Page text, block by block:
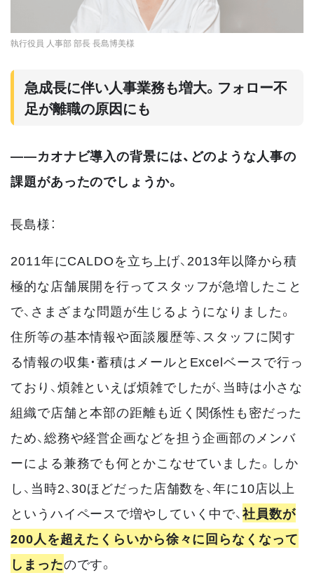
執行役員 人事部 部長 長島博美様
急成長に伴い人事業務も増大。フォロー不
足が離職の原因にも
――カオナビ導入の背景には、どのような人事の
課題があったのでしょうか。
長島様：
2011年にCALDOを立ち上げ、2013年以降から積
極的な店舗展開を行ってスタッフが急増したこと
で、さまざまな問題が生じるようになりました。
住所等の基本情報や面談履歴等、スタッフに関す
る情報の収集・蓄積はメールとExcelベースで行っ
ており、煩雑といえば煩雑でしたが、当時は小さな
組織で店舗と本部の距離も近く関係性も密だった
ため、総務や経営企画などを担う企画部のメンバ
ーによる兼務でも何とかこなせていました。しか
し、当時2、30ほどだった店舗数を、年に10店以上
というハイペースで増やしていく中で、社員数が
200人を超えたくらいから徐々に回らなくなって
しまったのです。